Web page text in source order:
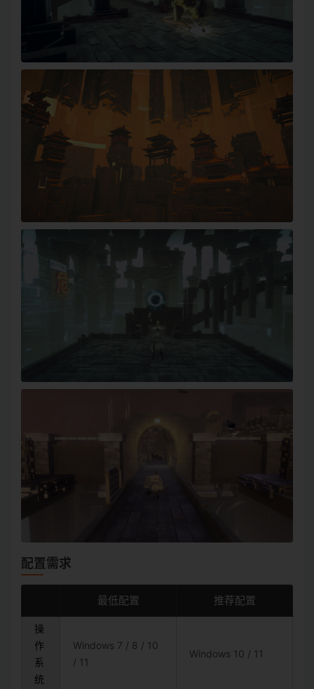
配置需求
最低配置 推荐配置
操
作
系
统
Windows 7 / 8 / 10
/ 11
Windows 10 / 11